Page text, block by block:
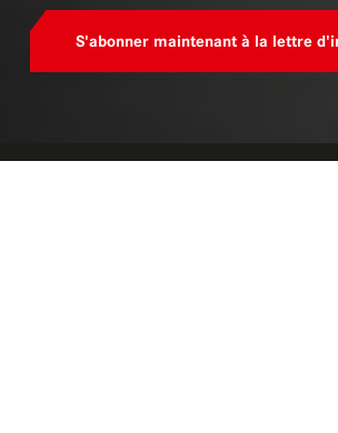
S'abonner maintenant à la lettre